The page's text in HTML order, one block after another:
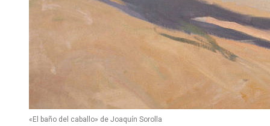
«El baño del caballo» de Joaquín Sorolla